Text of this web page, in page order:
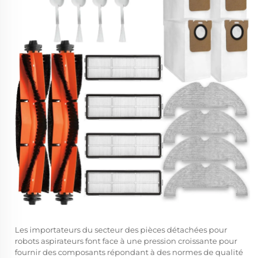
Les importateurs du secteur des pièces détachées pour
robots aspirateurs font face à une pression croissante pour
fournir des composants répondant à des normes de qualité